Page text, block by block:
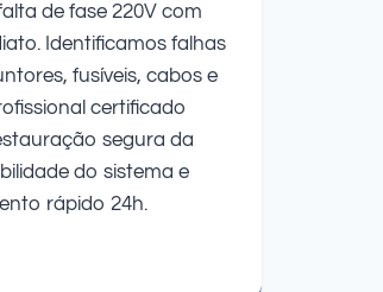
de fase 220V com
Identificamos falhas
fusíveis, cabos e
certificado
segura da
do sistema e
rápido 24h.